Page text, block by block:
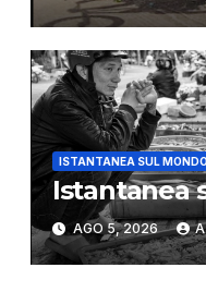
ISTANTANEA SUL MONDO
Istantanea
AGO 5, 2026